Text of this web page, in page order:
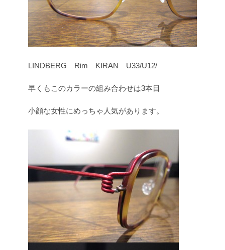
LINDBERG Rim KIRAN U33/U12/
早くもこのカラーの組み合わせは3本目
小顔な女性にめっちゃ人気があります。